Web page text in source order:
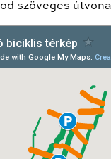
szöveges